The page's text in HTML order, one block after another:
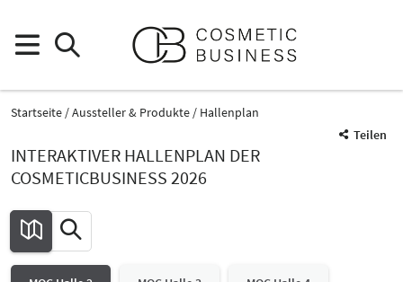
Startseite Aussteller & Produkte
Hallenplan
Teilen
INTERAKTIVER HALLENPLAN DER
COSMETICBUSINESS 2026